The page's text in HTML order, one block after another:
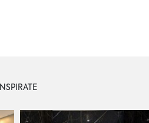
INSPIRATE